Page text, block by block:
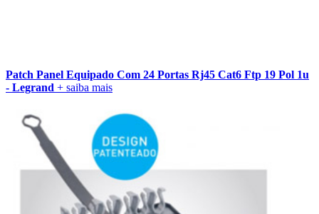
Patch Panel Equipado Com 24 Portas Rj45 Cat6 Ftp 19 Pol 1u
- Legrand + saiba mais